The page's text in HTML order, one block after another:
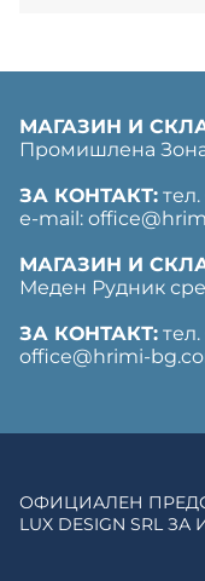
МАГАЗИН И
Промишлена
ЗА КОНТАКТ:
е-mail:
МАГАЗИН И
Меден Рудник
ЗА КОНТАКТ:
office@hrimi-
ОФИЦИАЛЕН
LUX DESIGN SRL